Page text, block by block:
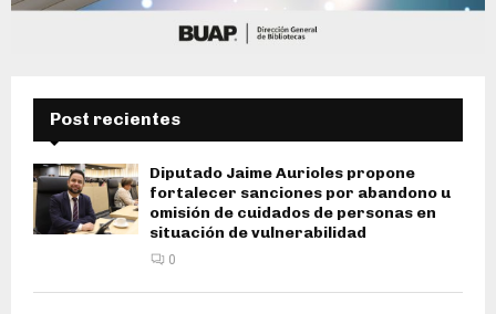
Post recientes
Diputado Jaime Aurioles propone
fortalecer sanciones por abandono u
omisión de cuidados de personas en
situación de vulnerabilidad
0